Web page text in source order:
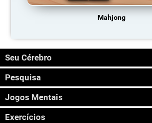
Mahjong
Seu Cérebro
Pesquisa
Jogos Mentais
Exercícios